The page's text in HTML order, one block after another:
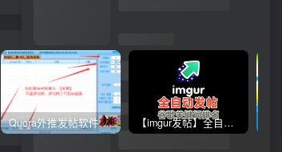
Quora外推发帖软件与谷歌引流协议软件，推广_营销软件 【imgur发帖】全自动发帖协议软件，谷歌搜索引流推广软件